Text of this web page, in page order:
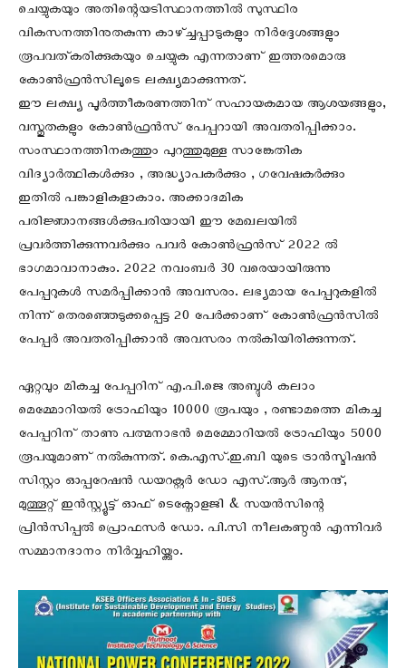
ചെയ്യുകയും അതിന്റെയടിസ്ഥാനത്തിൽ സുസ്ഥിര
വികസനത്തിനുതകുന്ന കാഴ്ച്ചപ്പാടുകളും നിർദ്ദേശങ്ങളും
രൂപവത്കരിക്കുകയും ചെയ്യുക എന്നതാണ് ഇത്തരമൊരു
കോൺഫ്രൻസിലൂടെ ലക്ഷ്യമാക്കുന്നത്.
ഈ ലക്ഷ്യ പൂർത്തീകരണത്തിന് സഹായകമായ ആശയങ്ങളും,
വസ്തുതകളും കോൺഫ്രൻസ് പേപ്പറായി അവതരിപ്പിക്കാം.
സംസ്ഥാനത്തിനകത്തും പുറത്തുമുള്ള സാങ്കേതിക
വിദ്യാർത്ഥികൾക്കും , അദ്ധ്യാപകർക്കും , ഗവേഷകർക്കും
ഇതിൽ പങ്കാളികളാകാം. അക്കാദമിക
പരിജ്ഞാനങ്ങൾക്കുപരിയായി ഈ മേഖലയിൽ
പ്രവർത്തിക്കുന്നവർക്കും പവർ കോൺഫ്രൻസ് 2022 ൽ
ഭാഗമാവാനാകും. 2022 നവംബർ 30 വരെയായിരുന്നു
പേപ്പറുകൾ സമർപ്പിക്കാൻ അവസരം. ലഭ്യമായ പേപ്പറുകളിൽ
നിന്ന് തെരഞ്ഞെടുക്കപ്പെട്ട 20 പേർക്കാണ് കോൺഫ്രൻസിൽ
പേപ്പർ അവതരിപ്പിക്കാൻ അവസരം നൽകിയിരിക്കുന്നത്.
ഏറ്റവും മികച്ച പേപ്പറിന് എ.പി.ജെ അബ്ദുൾ കലാം
മെമ്മോറിയൽ ട്രോഫിയും 10000 രൂപയും , രണ്ടാമത്തെ മികച്ച
പേപ്പറിന് താണു പത്മനാഭൻ മെമ്മോറിയൽ ട്രോഫിയും 5000
രൂപയുമാണ് നൽകുന്നത്. കെ.എസ്.ഇ.ബി യുടെ ട്രാൻസ്മിഷൻ
സിസ്റ്റം ഓപ്പറേഷൻ ഡയറക്റ്റർ ഡോ എസ്.ആർ ആനന്ദ്,
മുത്തൂറ്റ് ഇൻസ്റ്റ്യൂട്ട് ഓഫ് ടെക്നോളജി & സയൻസിന്റെ
പ്രിൻസിപ്പൽ പ്രൊഫസർ ഡോ. പി.സി നീലകണ്ഠൻ എന്നിവർ
സമ്മാനദാനം നിർവ്വഹിയ്ക്കും.